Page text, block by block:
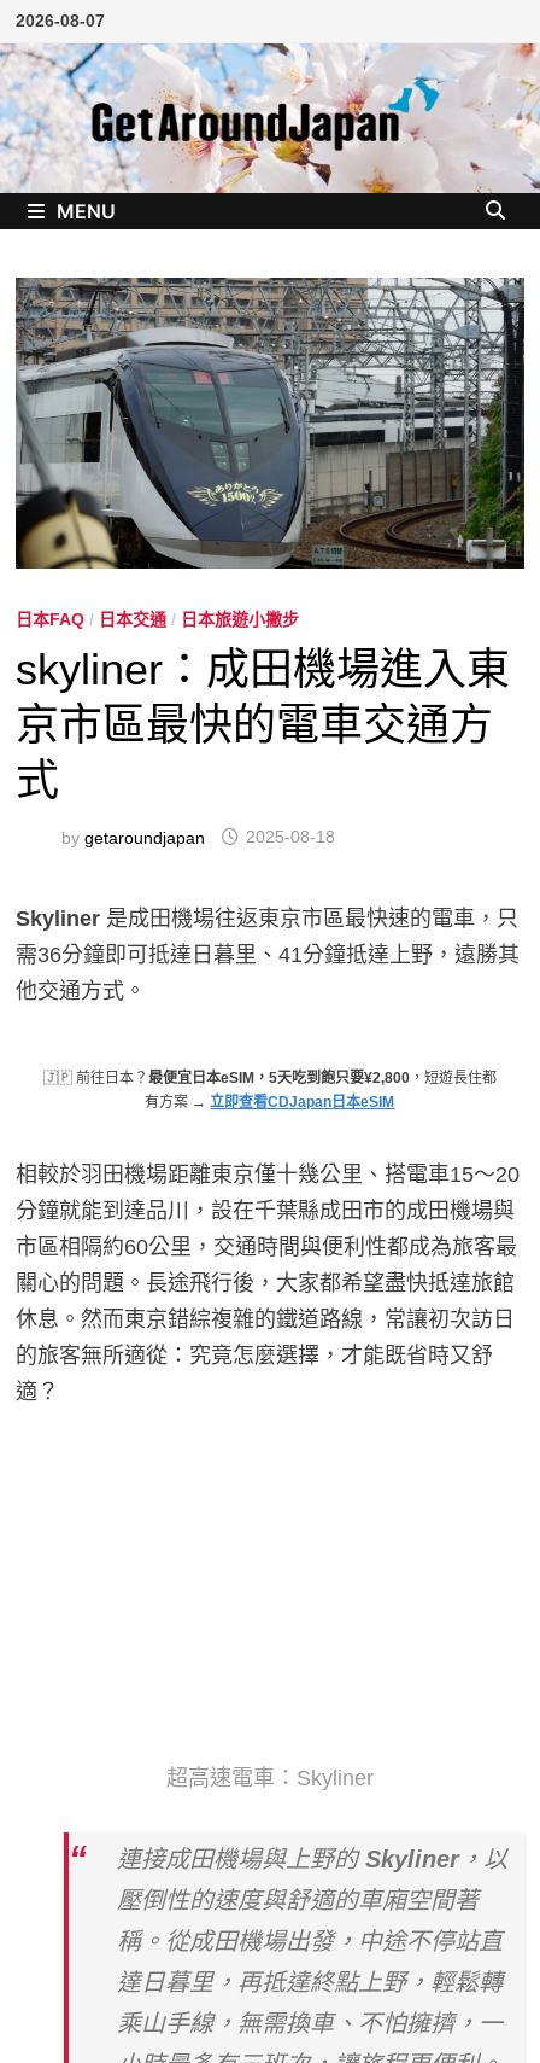
Skip
to
content
2026-08-07
MENU
日本FAQ / 日本交通 / 日本旅遊小撇步
skyliner：成田機場進入東
京市區最快的電車交通方
式
bygetaroundjapan 2025-08-18
Skyliner 是成田機場往返東京市區最快速的電車，只
需36分鐘即可抵達日暮里、41分鐘抵達上野，遠勝其
他交通方式。
🇯🇵 前往日本？ 最便宜日本eSIM，5天吃到飽只要¥2,800，短遊長住都
有方案 →立即查看CDJapan日本eSIM
相較於羽田機場距離東京僅十幾公里、搭電車15～20
分鐘就能到達品川，設在千葉縣成田市的成田機場與
市區相隔約60公里，交通時間與便利性都成為旅客最
關心的問題。長途飛行後，大家都希望盡快抵達旅館
休息。然而東京錯綜複雜的鐵道路線，常讓初次訪日
的旅客無所適從：究竟怎麼選擇，才能既省時又舒
適？
超高速電車：Skyliner
連接成田機場與上野的Skyliner，以
壓倒性的速度與舒適的車廂空間著
稱。從成田機場出發，中途不停站直
達日暮里，再抵達終點上野，輕鬆轉
乘山手線，無需換車、不怕擁擠，一